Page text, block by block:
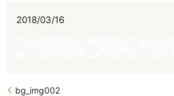
2018/03/16
bg_img002